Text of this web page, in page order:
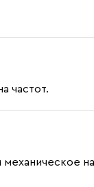
частот.
механическое